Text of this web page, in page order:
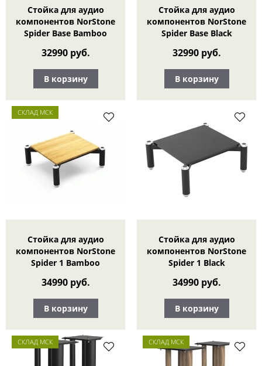
Стойка для аудио
компонентов NorStone
Spider Base Bamboo
32990 руб.
В корзину
Стойка для аудио
компонентов NorStone
Spider Base Black
32990 руб.
В корзину
СКЛАД МСК
Стойка для аудио
компонентов NorStone
Spider 1 Bamboo
34990 руб.
В корзину
Стойка для аудио
компонентов NorStone
Spider 1 Black
34990 руб.
В корзину
СКЛАД МСК СКЛАД МСК